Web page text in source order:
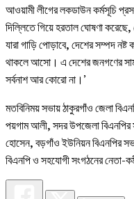
আওয়ামী লীগের লকডাউন কর্মসূচি
দিল্লিতে গিয়ে হরতাল ঘোষণা
যারা গাড়ি পোড়াবে, দেশের সম্পদ
থাকলে আসো। এ দেশের জনগণের
সর্বনাশ আর কোরো না।’
মতবিনিময় সভায় ঠাকুরগাঁও জেলা
পয়গাম আলী, সদর উপজেলা বিএনপির
হোসেন, বড়গাঁও ইউনিয়ন বিএনপির
বিএনপি ও সহযোগী সংগঠনের নেতা-